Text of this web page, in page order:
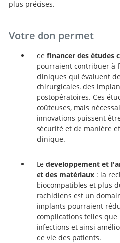
plus précises.
Votre don permet
de financer des études
pourraient contribuer à
cliniques qui évaluent
chirurgicales, des
postopératoires. Ces
coûteuses, mais
innovations puissent
sécurité et de manière
clinique.
Le développement et
et des matériaux: la
biocompatibles et plus
rachidiens est un
implants pourraient
complications telles que
infections et ainsi
de vie des patients.